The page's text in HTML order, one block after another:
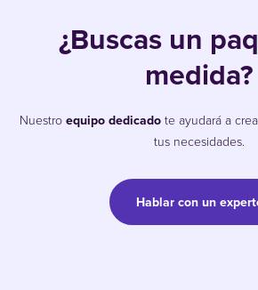
¿Buscas un
medida?
Nuestro equipo dedicado te ayudará a
tus necesidades.
Hablar con un